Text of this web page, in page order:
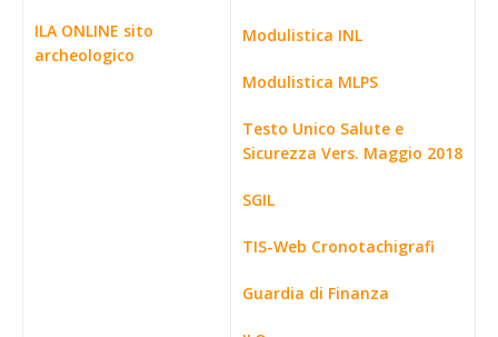
ILA ONLINE sito
archeologico
Modulistica INL
Modulistica MLPS
Testo Unico Salute e
Sicurezza Vers. Maggio 2018
SGIL
TIS-Web Cronotachigrafi
Guardia di Finanza